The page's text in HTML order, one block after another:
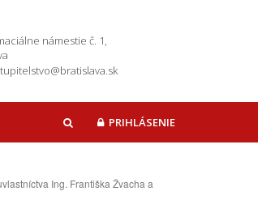
námestie č. 1,
HĽADAŤPRIHLÁSENIE
Ing. Františka Žvacha a